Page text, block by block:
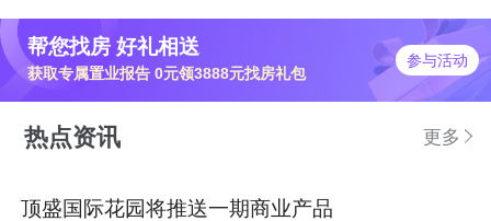
帮您找房 好礼相送
获取专属置业报告 0元领3888元找房礼包
参与活动
热点资讯 更多
顶盛国际花园将推送一期商业产品